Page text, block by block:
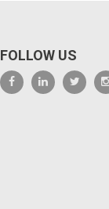
FOLLOW US